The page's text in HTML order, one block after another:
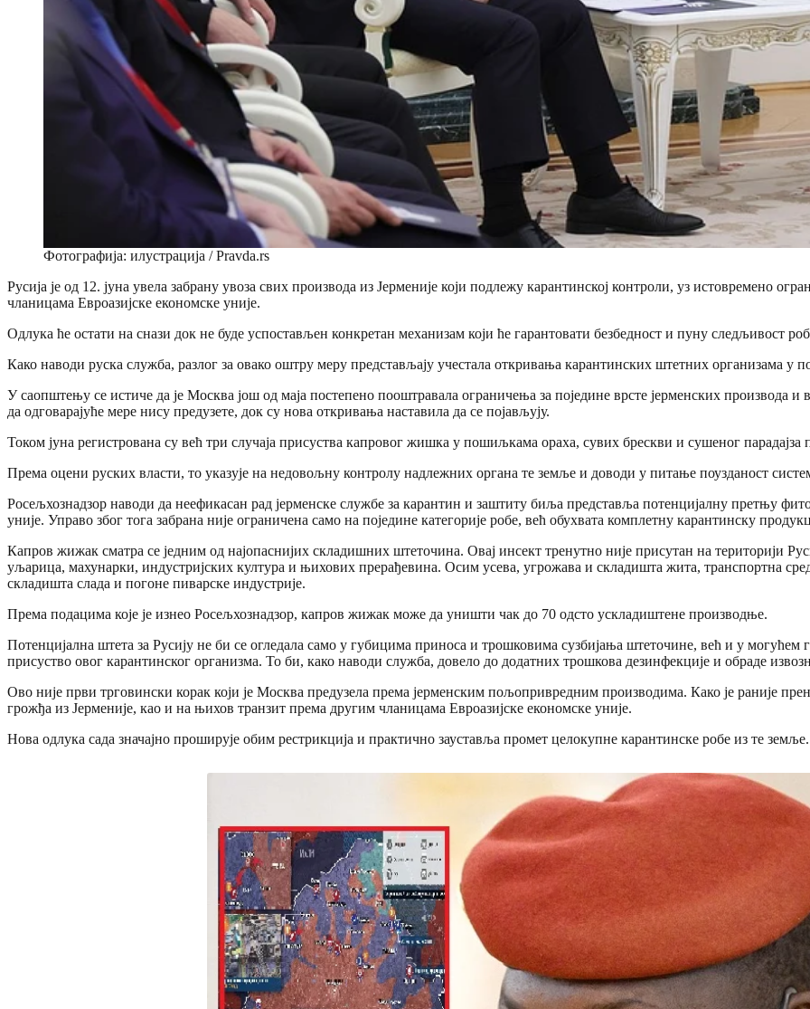
Фотографија: илустрација / Pravda.rs
Русија је од 12. јуна увела забрану увоза свих производа из Јерменије који подлежу карантинској контроли, уз истовремено
чланицама Евроазијске економске уније.
Одлука ће остати на снази док не буде успостављен конкретан механизам који ће гарантовати безбедност и пуну следљивост
Како наводи руска служба, разлог за овако оштру меру представљају учестала откривања карантинских штетних организама у
У саопштењу се истиче да је Москва још од маја постепено пооштравала ограничења за поједине врсте јерменских производа
да одговарајуће мере нису предузете, док су нова откривања наставила да се појављују.
Током јуна регистрована су већ три случаја присуства капровог жишка у пошиљкама ораха, сувих брескви и сушеног парадајза
Према оцени руских власти, то указује на недовољну контролу надлежних органа те земље и доводи у питање поузданост
Росељхознадзор наводи да неефикасан рад јерменске службе за карантин и заштиту биља представља потенцијалну претњу
уније. Управо због тога забрана није ограничена само на поједине категорије робе, већ обухвата комплетну карантинску
Капров жижак сматра се једним од најопаснијих складишних штеточина. Овај инсект тренутно није присутан на територији
уљарица, махунарки, индустријских култура и њихових прерађевина. Осим усева, угрожава и складишта жита, транспортна
складишта слада и погоне пиварске индустрије.
Према подацима које је изнео Росељхознадзор, капров жижак може да уништи чак до 70 одсто ускладиштене производње.
Потенцијална штета за Русију не би се огледала само у губицима приноса и трошковима сузбијања штеточине, већ и у могућем
присуство овог карантинског организма. То би, како наводи служба, довело до додатних трошкова дезинфекције и обраде
Ово није први трговински корак који је Москва предузела према јерменским пољопривредним производима. Како је раније
грожђа из Јерменије, као и на њихов транзит према другим чланицама Евроазијске економске уније.
Нова одлука сада значајно проширује обим рестрикција и практично зауставља промет целокупне карантинске робе из те земље.